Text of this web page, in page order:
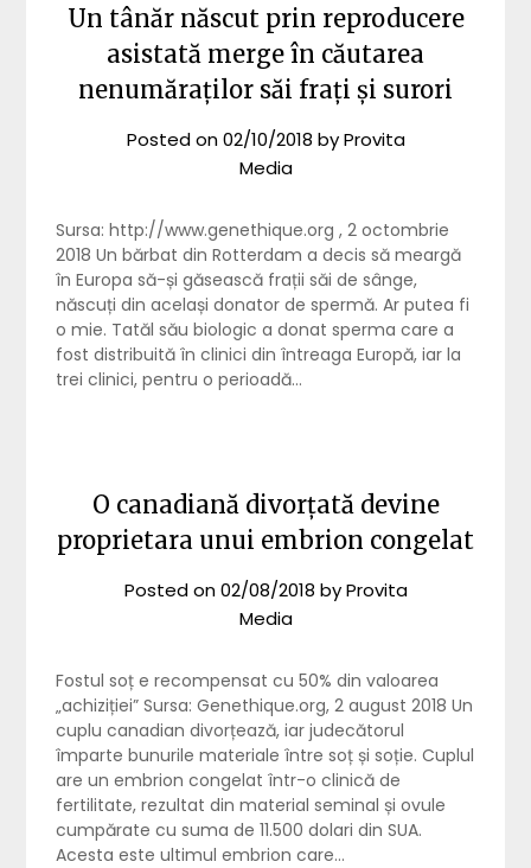
Un tânăr născut prin reproducere
asistată merge în căutarea
nenumăraților săi frați și surori
Posted on02/10/2018 byProvita
Media
Sursa: http://www.genethique.org , 2 octombrie
2018 Un bărbat din Rotterdam a decis să meargă
în Europa să-și găsească frații săi de sânge,
născuți din același donator de spermă. Ar putea fi
o mie. Tatăl său biologic a donat sperma care a
fost distribuită în clinici din întreaga Europă, iar la
trei clinici, pentru o perioadă…
O canadiană divorțată devine
proprietara unui embrion congelat
Posted on02/08/2018 byProvita
Media
Fostul soț e recompensat cu 50% din valoarea
„achiziției” Sursa: Genethique.org, 2 august 2018 Un
cuplu canadian divorțează, iar judecătorul
împarte bunurile materiale între soț și soție. Cuplul
are un embrion congelat într-o clinică de
fertilitate, rezultat din material seminal și ovule
cumpărate cu suma de 11.500 dolari din SUA.
Acesta este ultimul embrion care…